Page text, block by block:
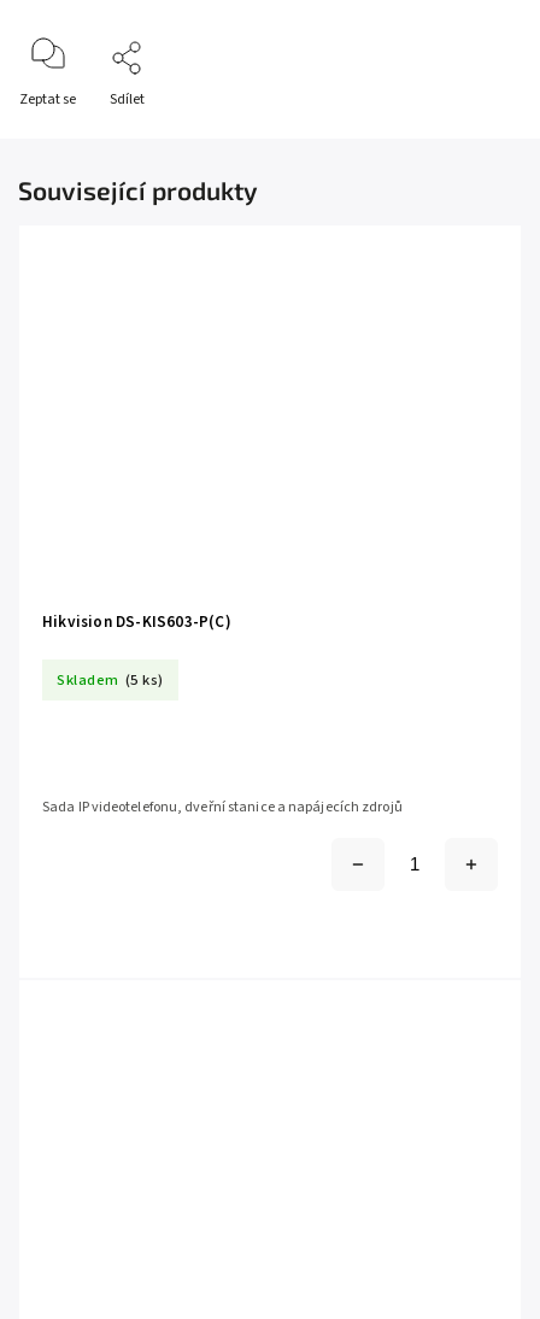
Zeptat se Sdílet
Související produkty
Hikvision DS-KIS603-P(C)
Skladem (5 ks)
Sada IP videotelefonu, dveřní stanice a napájecích zdrojů